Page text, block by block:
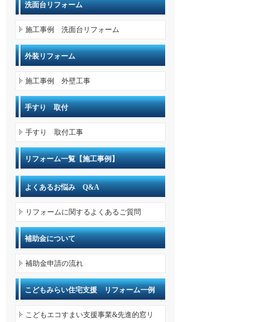
洗面台リフォーム
施工事例 洗面台リフォーム
外装リフォーム
施工事例 外壁工事
手すり 取付
手すり 取付工事
リフォーム一覧【施工事例】
よくあるお悩み Q&A
リフォームに関するよくあるご質問
補助金について
補助金申請の流れ
こどもみらい住宅支援 リフォーム一例
こどもエコすまい支援事業&先進的窓リ